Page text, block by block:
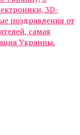
3D-
поздравления от
самая
Украины.